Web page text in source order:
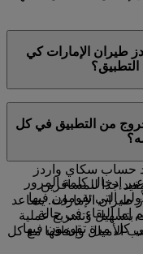
طيران الإمارات كي
لجميع عملاء طيران
حساب سكاي واردز
جدا للمسافرين
طيران الإمارات. يساعد
بتسهيل وتسريع عملية
الأميال وإنفاقها مع كل
من التطبيق في كل
إدخال كلمة المرور
التي تقومون فيها
إما البقاء في حالة
كل مرة تقومون فيها